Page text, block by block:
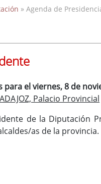
» Agenda de
para el viernes, 8 de
Palacio Provincial
de la Diputación
as de la provincia.